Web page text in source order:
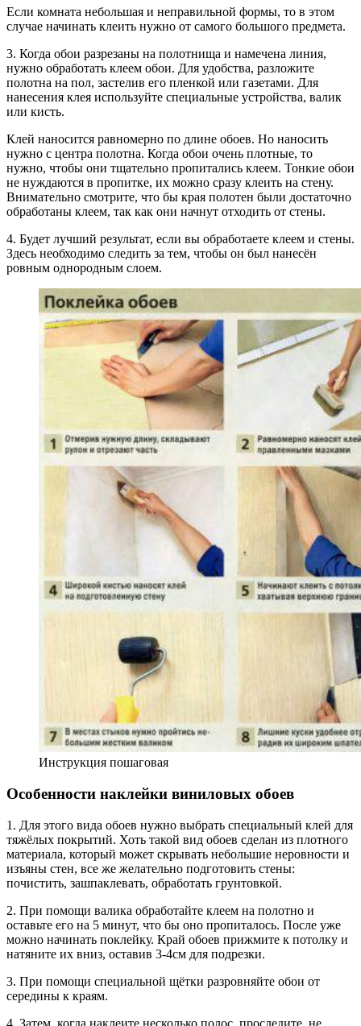
Если комната небольшая и неправильной формы, то в этом
случае начинать клеить нужно от самого большого предмета.
3. Когда обои разрезаны на полотнища и намечена линия,
нужно обработать клеем обои. Для удобства, разложите
полотна на пол, застелив его пленкой или газетами. Для
нанесения клея используйте специальные устройства, валик
или кисть.
Клей наносится равномерно по длине обоев. Но наносить
нужно с центра полотна. Когда обои очень плотные, то
нужно, чтобы они тщательно пропитались клеем. Тонкие обои
не нуждаются в пропитке, их можно сразу клеить на стену.
Внимательно смотрите, что бы края полотен были достаточно
обработаны клеем, так как они начнут отходить от стены.
4. Будет лучший результат, если вы обработаете клеем и стены.
Здесь необходимо следить за тем, чтобы он был нанесён
ровным однородным слоем.
Инструкция пошаговая
Особенности наклейки виниловых обоев
1. Для этого вида обоев нужно выбрать специальный клей для
тяжёлых покрытий. Хоть такой вид обоев сделан из плотного
материала, который может скрывать небольшие неровности и
изъяны стен, все же желательно подготовить стены:
почистить, зашпаклевать, обработать грунтовкой.
2. При помощи валика обработайте клеем на полотно и
оставьте его на 5 минут, что бы оно пропиталось. После уже
можно начинать поклейку. Край обоев прижмите к потолку и
натяните их вниз, оставив 3-4см для подрезки.
3. При помощи специальной щётки разровняйте обои от
середины к краям.
4. Затем, когда наклеите несколько полос, проследите, не